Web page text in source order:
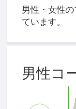
男性・女性
ています。
男性コ